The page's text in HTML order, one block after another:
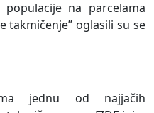
na parcelama
takmičenje” oglasili su se
jednu od najjačih